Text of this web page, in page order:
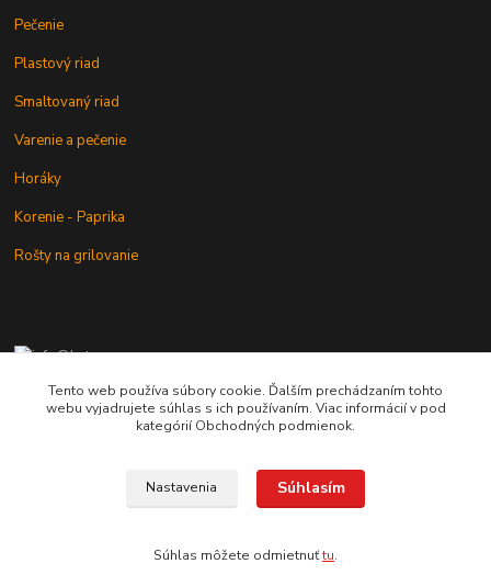
Pečenie
Plastový riad
Smaltovaný riad
Varenie a pečenie
Horáky
Korenie - Paprika
Rošty na grilovanie
+421 902 212 007
od 8:00 - do 16:00 hod
Copyright © 2017-2027 MACSHOP.SK, všetky práva vyhradené..
Tento web používa súbory cookie. Ďalším prechádzaním tohto
webu vyjadrujete súhlas s ich používaním. Viac informácií v pod
kategórií Obchodných podmienok.
Nastavenia Súhlasím
Súhlas môžete odmietnuťtu.